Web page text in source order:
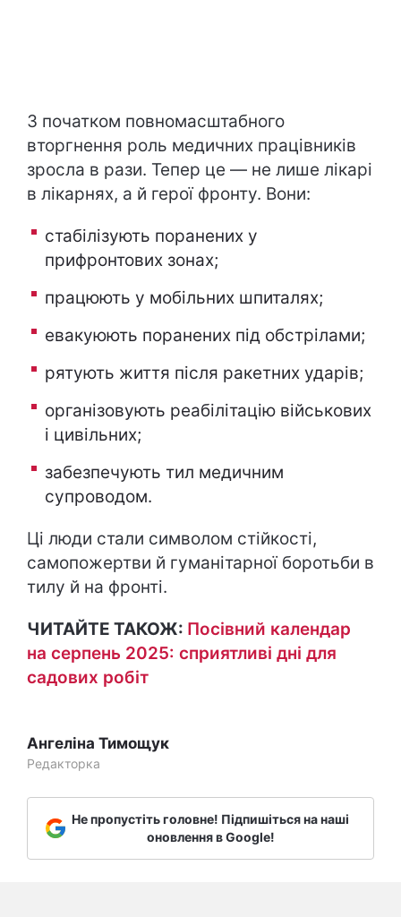
З початком повномасштабного
вторгнення роль медичних працівників
зросла в рази. Тепер це — не лише лікарі
в лікарнях, а й герої фронту. Вони:
стабілізують поранених у
прифронтових зонах;
працюють у мобільних шпиталях;
евакуюють поранених під обстрілами;
рятують життя після ракетних ударів;
організовують реабілітацію військових
і цивільних;
забезпечують тил медичним
супроводом.
Ці люди стали символом стійкості,
самопожертви й гуманітарної боротьби в
тилу й на фронті.
ЧИТАЙТЕ ТАКОЖ: Посівний календар
на серпень 2025: сприятливі дні для
садових робіт
Ангеліна Тимощук
Редакторка
Не пропустіть головне! Підпишіться на наші
оновлення в Google!